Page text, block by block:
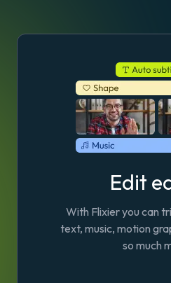
Edit
With Flixier you can
text, music, motion
so much